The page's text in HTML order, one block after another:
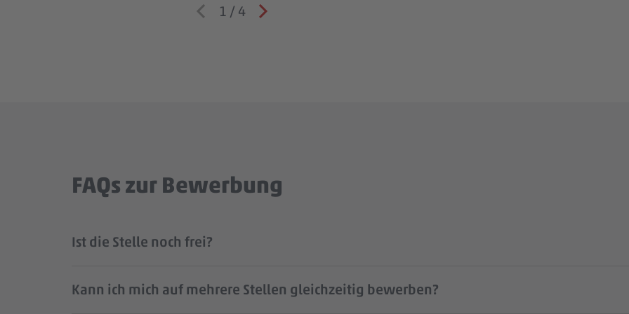
1 / 4
FAQs zur Bewerbung
Ist die Stelle noch frei?
Kann ich mich auf mehrere Stellen gleichzeitig bewerben?